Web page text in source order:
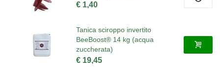
€ 1,40
Tanica sciroppo invertito
BeeBoost® 14 kg (acqua
zuccherata)
€ 19,45